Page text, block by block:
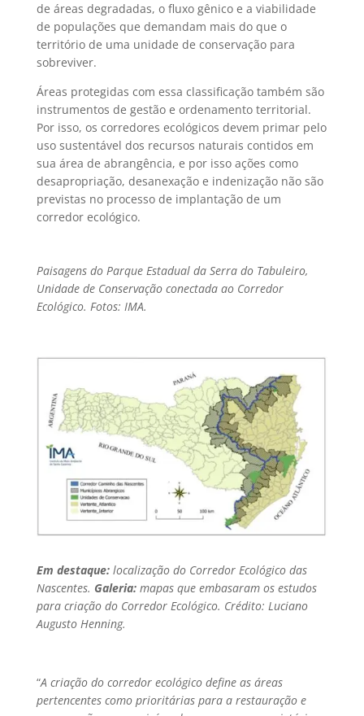
de áreas degradadas, o fluxo gênico e a viabilidade
de populações que demandam mais do que o
território de uma unidade de conservação para
sobreviver.
Áreas protegidas com essa classificação também são
instrumentos de gestão e ordenamento territorial.
Por isso, os corredores ecológicos devem primar pelo
uso sustentável dos recursos naturais contidos em
sua área de abrangência, e por isso ações como
desapropriação, desanexação e indenização não são
previstas no processo de implantação de um
corredor ecológico.
Paisagens do Parque Estadual da Serra do Tabuleiro,
Unidade de Conservação conectada ao Corredor
Ecológico. Fotos: IMA.
Em destaque:localização do Corredor Ecológico das
Nascentes. Galeria:mapas que embasaram os estudos
para criação do Corredor Ecológico. Crédito: Luciano
Augusto Henning.
“A criação do corredor ecológico define as áreas
pertencentes como prioritárias para a restauração e